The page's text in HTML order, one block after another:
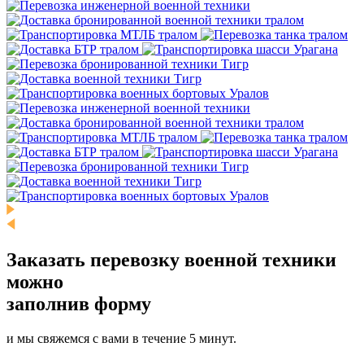
Заказать перевозку военной техники
можно
заполнив форму
и мы свяжемся с вами в течение 5 минут.